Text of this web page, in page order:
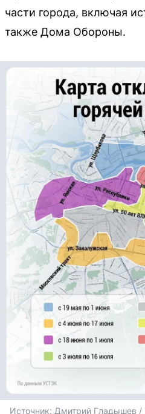
части города, включая
также Дома Обороны.
Источник: Дмитрий Гладышев /